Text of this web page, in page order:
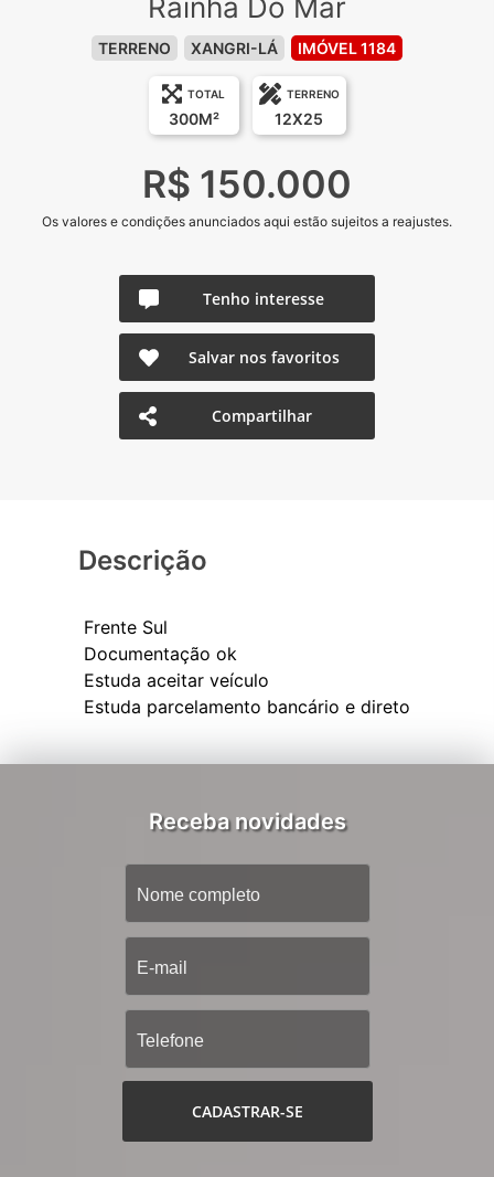
Rainha Do Mar
TERRENO XANGRI-LÁ IMÓVEL 1184
TOTAL
300M²
TERRENO
12X25
R$ 150.000
Os valores e condições anunciados aqui estão sujeitos a reajustes.
Tenho interesse
Salvar nos favoritos
Compartilhar
Descrição
Frente Sul
Documentação ok
Estuda aceitar veículo
Receba novidades
CADASTRAR-SE